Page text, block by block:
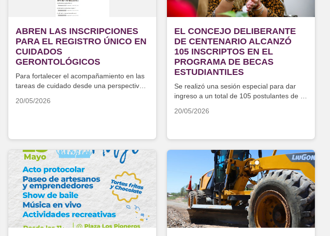
ABREN LAS INSCRIPCIONES
PARA EL REGISTRO ÚNICO EN
CUIDADOS
GERONTOLÓGICOS
Para fortalecer el acompañamiento en las
tareas de cuidado desde una perspectiva
20/05/2026
EL CONCEJO DELIBERANTE
DE CENTENARIO ALCANZÓ
105 INSCRIPTOS EN EL
PROGRAMA DE BECAS
ESTUDIANTILES
Se realizó una sesión especial para dar
ingreso a un total de 105 postulantes de la
20/05/2026